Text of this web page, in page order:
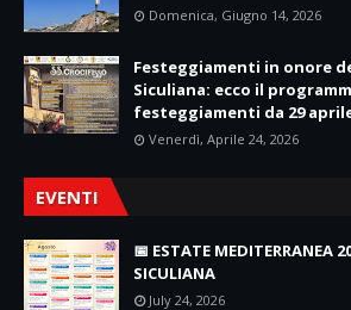
Domenica, Giugno 14, 2026
Festeggiamenti in onore
Siculiana: ecco il
festeggiamenti da 29
Venerdì, Aprile 24, 2026
EVENTI
📅 ESTATE MEDITERRANEA
SICULIANA
July 24, 2026